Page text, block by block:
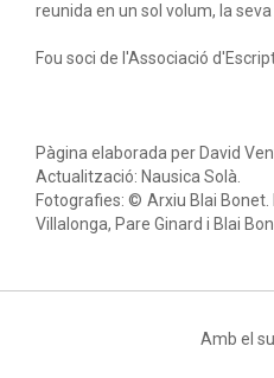
reunida en un sol volum, la
Fou soci de l'Associació
Pàgina elaborada per David
Actualització: Nausica Solà.
Fotografies: © Arxiu Blai
Villalonga, Pare Ginard i Blai
Amb el